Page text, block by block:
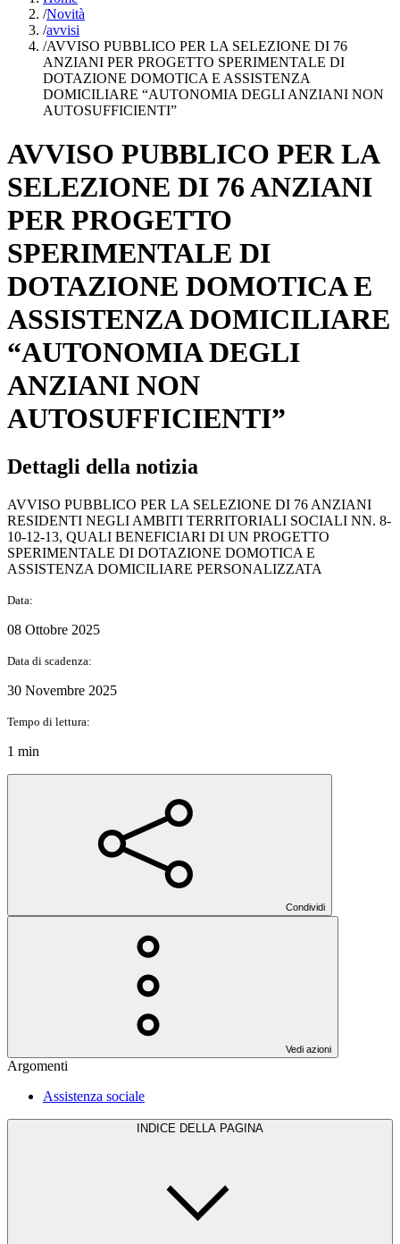
/Novità
/avvisi
/AVVISO PUBBLICO PER LA SELEZIONE DI 76
ANZIANI PER PROGETTO SPERIMENTALE DI
DOTAZIONE DOMOTICA E ASSISTENZA
DOMICILIARE “AUTONOMIA DEGLI ANZIANI NON
AUTOSUFFICIENTI”
AVVISO PUBBLICO PER LA
SELEZIONE DI 76 ANZIANI
PER PROGETTO
SPERIMENTALE DI
DOTAZIONE DOMOTICA E
ASSISTENZA DOMICILIARE
“AUTONOMIA DEGLI
ANZIANI NON
AUTOSUFFICIENTI”
Dettagli della notizia
AVVISO PUBBLICO PER LA SELEZIONE DI 76 ANZIANI
RESIDENTI NEGLI AMBITI TERRITORIALI SOCIALI NN. 8-
10-12-13, QUALI BENEFICIARI DI UN PROGETTO
SPERIMENTALE DI DOTAZIONE DOMOTICA E
ASSISTENZA DOMICILIARE PERSONALIZZATA
Data:
08 Ottobre 2025
Data di scadenza:
30 Novembre 2025
Tempo di lettura:
1 min
Condividi
Vedi azioni
Argomenti
Assistenza sociale
INDICE DELLA PAGINA